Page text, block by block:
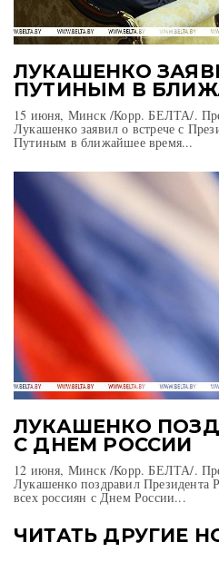
ЛУКАШЕНКО
ПУТИНЫМ В
15 июня, Минск /Корр. БЕЛТА/.
Лукашенко заявил о встрече с
Путиным в ближайшее время...
ЛУКАШЕНКО
С ДНЕМ РОССИИ
12 июня, Минск /Корр. БЕЛТА/.
Лукашенко поздравил Президента
всех россиян с Днем России...
ЧИТАТЬ ДРУГИЕ